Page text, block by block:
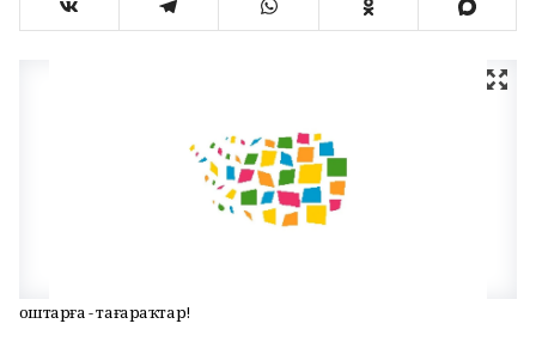
Ҡоштарға - тағараҡтар!